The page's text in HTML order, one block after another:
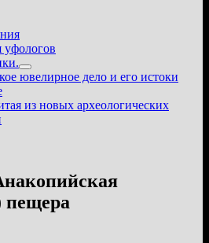
уфологов
Показать
подменю
ювелирное дело и его истоки
из новых археологических
пещера